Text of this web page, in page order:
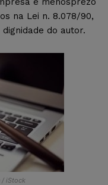
na Lei n. 8.078/90,
do autor.
/ iStock